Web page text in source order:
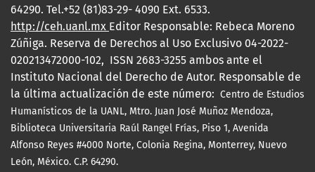
64290. Tel.+52 (81)83-29- 4090 Ext. 6533.
http://ceh.uanl.mx Editor Responsable: Rebeca Moreno
Zúñiga. Reserva de Derechos al Uso Exclusivo 04-2022-
020213472000-102, ISSN 2683-3255 ambos ante el
Instituto Nacional del Derecho de Autor. Responsable de
la última actualización de este número: Centro de Estudios
Humanísticos de la UANL, Mtro. Juan José Muñoz Mendoza,
Biblioteca Universitaria Raúl Rangel Frías, Piso 1, Avenida
Alfonso Reyes #4000 Norte, Colonia Regina, Monterrey, Nuevo
León, México. C.P. 64290.